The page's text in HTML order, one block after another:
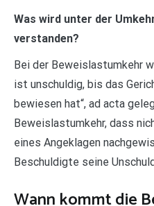
Was wird unter der
verstanden?
Bei der Beweislastumkehr
ist unschuldig, bis das
bewiesen hat“, ad acta
Beweislastumkehr, dass
eines Angeklagen
Beschuldigte seine
Wann kommt die